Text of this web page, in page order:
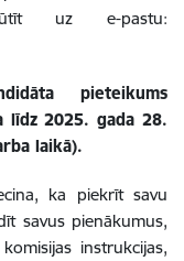
uz e-pastu:
pieteikums
līdz 2025. gada 28.
laikā).
ka piekrīt savu
savus pienākumus,
instrukcijas,